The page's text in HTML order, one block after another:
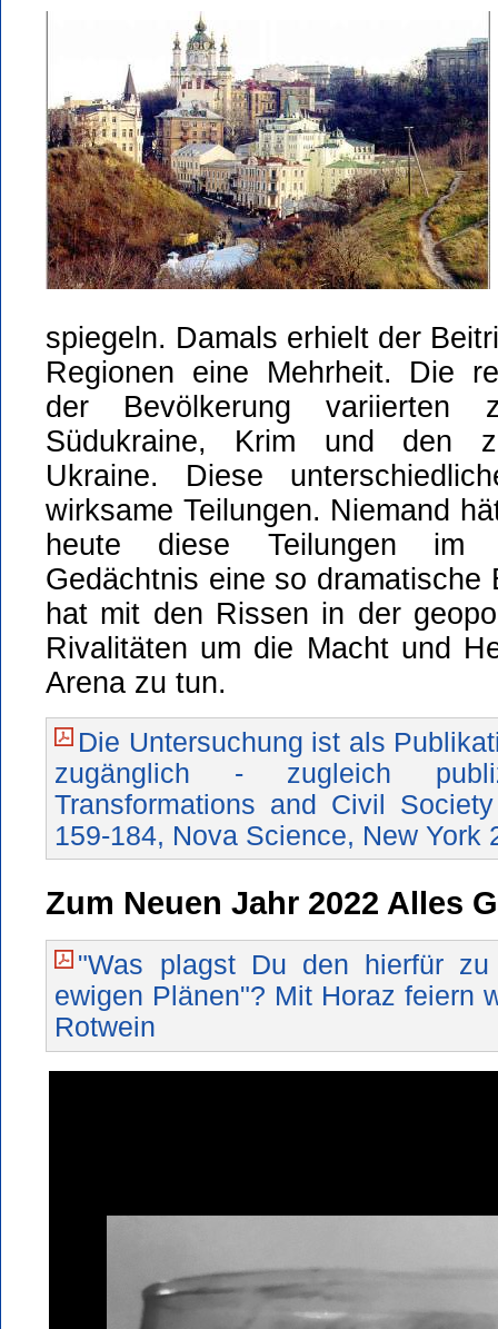
spiegeln. Damals erhielt der
Regionen eine Mehrheit. Die
der Bevölkerung variierten
Südukraine, Krim und den
Ukraine. Diese
wirksame Teilungen. Niemand
heute diese Teilungen im
Gedächtnis eine so dramatische
hat mit den Rissen in der
Rivalitäten um die Macht und
Arena zu tun.
Die Untersuchung ist als
zugänglich - zugleich
Transformations and Civil
159-184, Nova Science, New York
Zum Neuen Jahr 2022 Alles
"Was plagst Du den hierfür zu
ewigen Plänen"? Mit Horaz feiern
Rotwein